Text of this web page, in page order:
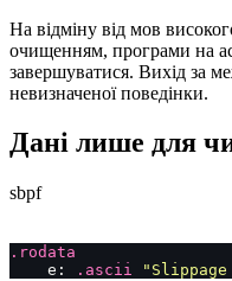
На відміну від мов
очищенням, програми на
завершуватися. Вихід за
невизначеної поведінки.
Дані лише для
sbpf
.rodata
    e:
.ascii "Slippage